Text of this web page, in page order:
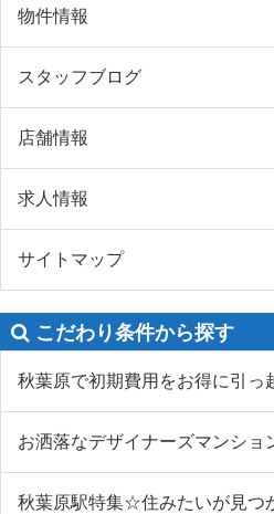
物件情報
スタッフブログ
店舗情報
求人情報
サイトマップ
こだわり条件から探す
秋葉原で初期費用をお得に引っ
お洒落なデザイナーズマンシ
秋葉原駅特集☆住みたいが見つ